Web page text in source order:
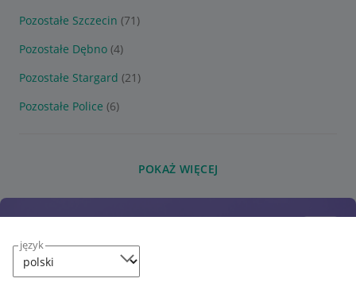
język
Pozostałe Szczecin (71)
Pozostałe Dębno (4)
Pozostałe Stargard (21)
Pozostałe Police (6)
POKAŻ WIĘCEJ